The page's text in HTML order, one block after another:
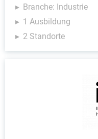
Branche: Industrie
1 Ausbildung
2 Standorte